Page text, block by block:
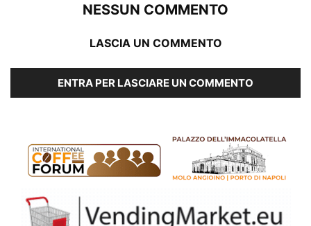
NESSUN COMMENTO
LASCIA UN COMMENTO
ENTRA PER LASCIARE UN COMMENTO